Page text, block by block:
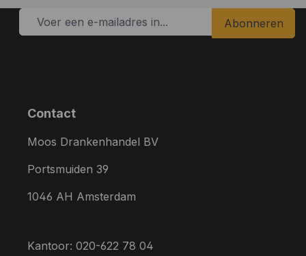
Abonneren
Contact
Moos Drankenhandel BV
Portsmuiden 39
1046 AH Amsterdam
Kantoor: 020-622 78 04